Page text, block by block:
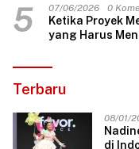
dan Strategi
5 07/06/2026 0
Ketika Proyek
yang Harus
Terbaru
08/01/
di